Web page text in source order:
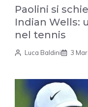
Paolini si
Indian Wells:
nel tennis
Luca Baldini 3